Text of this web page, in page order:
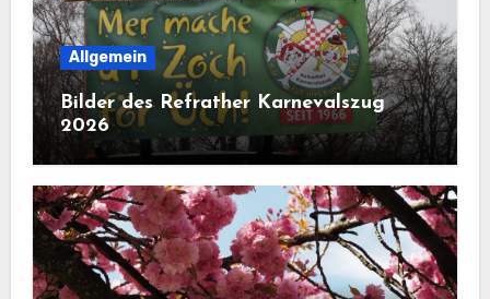
Allgemein
Bilder des Refrather Karnevalszug
2026